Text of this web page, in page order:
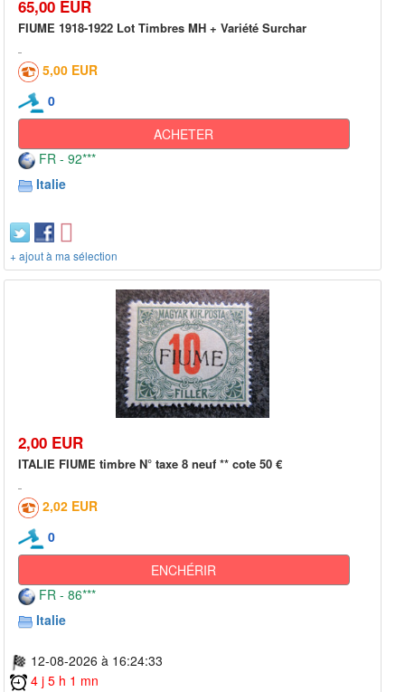
65,00 EUR
FIUME 1918-1922 Lot Timbres MH + Variété Surchar
5,00 EUR
0
ACHETER
FR - 92***
Italie
+ ajout à ma sélection
2,00 EUR
ITALIE FIUME timbre N° taxe 8 neuf ** cote 50 €
2,02 EUR
0
ENCHÉRIR
FR - 86***
Italie
12-08-2026 à 16:24:33
4 j 5 h 1 mn